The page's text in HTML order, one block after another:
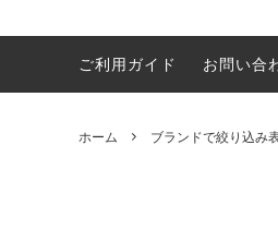
ブランドで絞り込み表
アイテムカテゴリーか
ご利用ガイド お問い合
ホーム ブランドで絞り込み